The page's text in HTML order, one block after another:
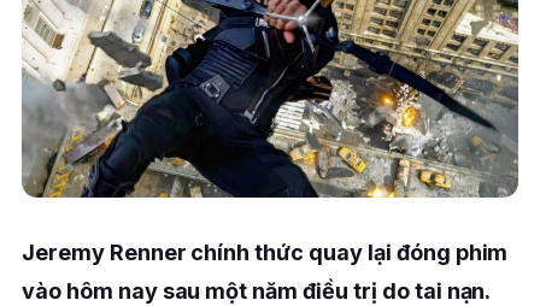
Jeremy Renner chính thức quay lại đóng phim
vào hôm nay sau một năm điều trị do tai nạn.